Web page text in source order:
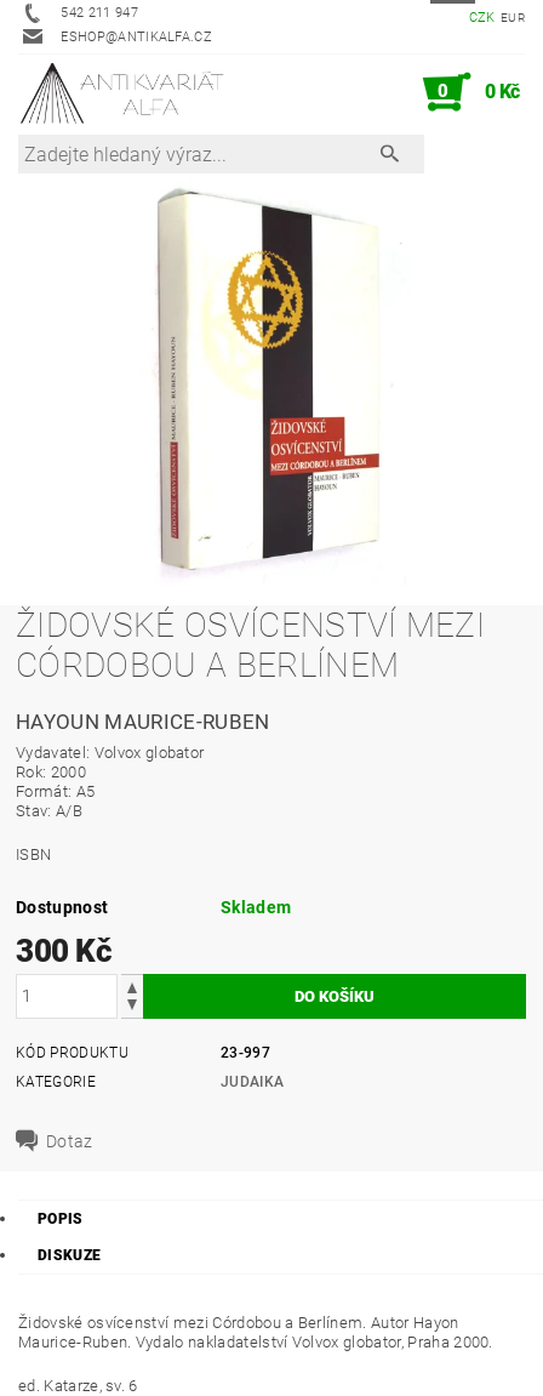
542 211 947
ESHOP@ANTIKALFA.CZ
CZK EUR
0 0 Kč
ŽIDOVSKÉ OSVÍCENSTVÍ MEZI
CÓRDOBOU A BERLÍNEM
HAYOUN MAURICE-RUBEN
Vydavatel: Volvox globator
Rok: 2000
Formát: A5
Stav: A/B
ISBN
Dostupnost Skladem
300 Kč
KÓD PRODUKTU
23-997
KATEGORIE
JUDAIKA
Dotaz
POPIS
DISKUZE
Židovské osvícenství mezi Córdobou a Berlínem. Autor Hayon
Maurice-Ruben. Vydalo nakladatelství Volvox globator, Praha 2000.
ed. Katarze, sv. 6